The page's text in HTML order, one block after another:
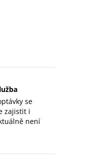
se
zajistit i
není